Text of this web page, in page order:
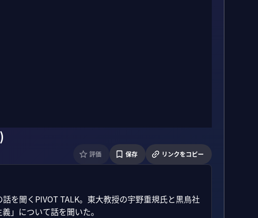
評価 保存 リンクをコピー
を聞くPIVOT TALK。東大教授の宇野重規氏と黒鳥社
」について話を聞いた。